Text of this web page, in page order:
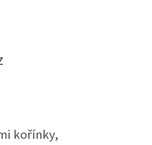
kořínky,